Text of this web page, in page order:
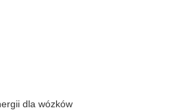
dla wózków